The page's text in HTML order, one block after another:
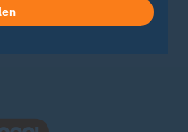
du in unserer